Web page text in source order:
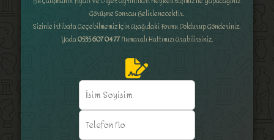
Görüşme Sonrası Belirlenecektir.
Sizinle İrtibata Geçebilmemiz İçin Aşağıdaki Formu Doldurup Gönderiniz.
Yada0535 607 04 77Numaralı Hattımızı Arabilirsiniz.